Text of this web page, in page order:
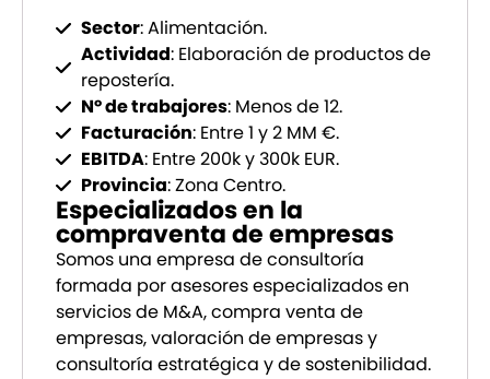
Sector: Alimentación.
Actividad: Elaboración de productos de
repostería.
Nº de trabajores: Menos de 12.
Facturación: Entre 1 y 2 MM €.
EBITDA: Entre 200k y 300k EUR.
Provincia: Zona Centro.
Especializados en la
compraventa de empresas
Somos una empresa de consultoría
formada por asesores especializados en
servicios de M&A, compra venta de
empresas, valoración de empresas y
consultoría estratégica y de sostenibilidad.